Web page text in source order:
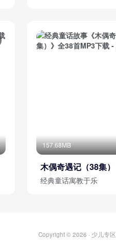
157.68MB
木偶奇遇记（38集）
经典童话寓教于乐
Copyright © 2026 · 少儿专区